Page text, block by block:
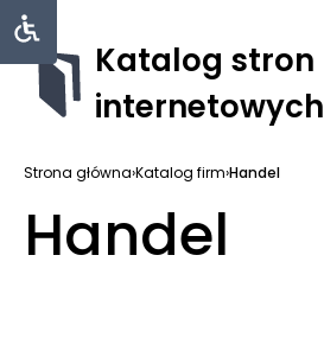
Katalog stron
internetowych
Strona główna›Katalog firm›Handel
Handel